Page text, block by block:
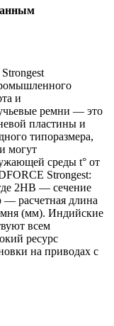
и
ремни — это
пластины и
типоразмера,
могут
среды t° от
Strongest:
2HB — сечение
— расчетная длина
(мм). Индийские
всем
ресурс
на приводах с